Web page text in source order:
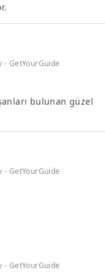
GetYourGuide
bulunan güzel
GetYourGuide
GetYourGuide